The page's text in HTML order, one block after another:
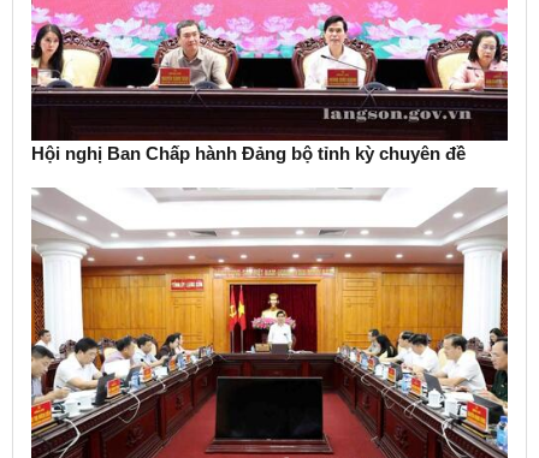
Hội nghị Ban Chấp hành Đảng bộ tỉnh kỳ chuyên đề